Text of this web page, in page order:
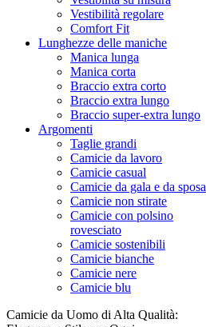
Vestibilità regolare
Comfort Fit
Lunghezze delle maniche
Manica lunga
Manica corta
Braccio extra corto
Braccio extra lungo
Braccio super-extra lungo
Argomenti
Taglie grandi
Camicie da lavoro
Camicie casual
Camicie da gala e da sposa
Camicie non stirate
Camicie con polsino
rovesciato
Camicie sostenibili
Camicie bianche
Camicie nere
Camicie blu
Camicie da Uomo di Alta Qualità: